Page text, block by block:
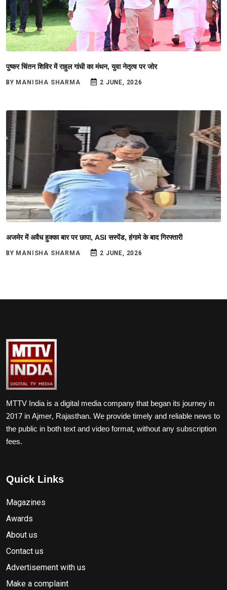
पुष्कर चिंतन शिविर में राहुल गांधी का मंथन, युवा नेतृत्व पर जोर
BY MANISHA SHARMA 2 JUNE, 2026
अजमेर में अवैध हुक्का बार पर छापा, ASI सस्पेंड, हंगामे के बाद गिरफ्तारी
BY MANISHA SHARMA 2 JUNE, 2026
MTTV India is a digital media company that began its journey in
2017 in Ajmer, Rajasthan. We provide timely and reliable news to
the public in both text and video format, without any subscription
fees.
Quick Links
Magazines
Awards
About us
Contact us
Advertisement with us
Make a complaint